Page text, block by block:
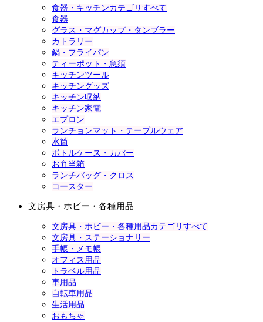
食器・キッチンカテゴリすべて
食器
グラス・マグカップ・タンブラー
カトラリー
鍋・フライパン
ティーポット・急須
キッチンツール
キッチングッズ
キッチン収納
キッチン家電
エプロン
ランチョンマット・テーブルウェア
水筒
ボトルケース・カバー
お弁当箱
ランチバッグ・クロス
コースター
文房具・ホビー・各種用品
文房具・ホビー・各種用品カテゴリすべて
文房具・ステーショナリー
手帳・メモ帳
オフィス用品
トラベル用品
車用品
自転車用品
生活用品
おもちゃ